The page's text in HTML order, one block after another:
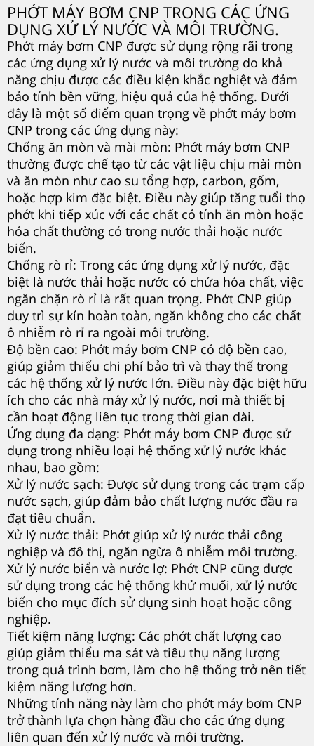
PHỚT MÁY BƠM CNP TRONG CÁC ỨNG
DỤNG XỬ LÝ NƯỚC VÀ MÔI TRƯỜNG.
Phớt máy bơm CNP được sử dụng rộng rãi trong
các ứng dụng xử lý nước và môi trường do khả
năng chịu được các điều kiện khắc nghiệt và đảm
bảo tính bền vững, hiệu quả của hệ thống. Dưới
đây là một số điểm quan trọng về phớt máy bơm
CNP trong các ứng dụng này:
Chống ăn mòn và mài mòn: Phớt máy bơm CNP
thường được chế tạo từ các vật liệu chịu mài mòn
và ăn mòn như cao su tổng hợp, carbon, gốm,
hoặc hợp kim đặc biệt. Điều này giúp tăng tuổi thọ
phớt khi tiếp xúc với các chất có tính ăn mòn hoặc
hóa chất thường có trong nước thải hoặc nước
biển.
Chống rò rỉ: Trong các ứng dụng xử lý nước, đặc
biệt là nước thải hoặc nước có chứa hóa chất, việc
ngăn chặn rò rỉ là rất quan trọng. Phớt CNP giúp
duy trì sự kín hoàn toàn, ngăn không cho các chất
ô nhiễm rò rỉ ra ngoài môi trường.
Độ bền cao: Phớt máy bơm CNP có độ bền cao,
giúp giảm thiểu chi phí bảo trì và thay thế trong
các hệ thống xử lý nước lớn. Điều này đặc biệt hữu
ích cho các nhà máy xử lý nước, nơi mà thiết bị
cần hoạt động liên tục trong thời gian dài.
Ứng dụng đa dạng: Phớt máy bơm CNP được sử
dụng trong nhiều loại hệ thống xử lý nước khác
nhau, bao gồm:
Xử lý nước sạch: Được sử dụng trong các trạm cấp
nước sạch, giúp đảm bảo chất lượng nước đầu ra
đạt tiêu chuẩn.
Xử lý nước thải: Phớt giúp xử lý nước thải công
nghiệp và đô thị, ngăn ngừa ô nhiễm môi trường.
Xử lý nước biển và nước lợ: Phớt CNP cũng được
sử dụng trong các hệ thống khử muối, xử lý nước
biển cho mục đích sử dụng sinh hoạt hoặc công
nghiệp.
Tiết kiệm năng lượng: Các phớt chất lượng cao
giúp giảm thiểu ma sát và tiêu thụ năng lượng
trong quá trình bơm, làm cho hệ thống trở nên tiết
kiệm năng lượng hơn.
Những tính năng này làm cho phớt máy bơm CNP
trở thành lựa chọn hàng đầu cho các ứng dụng
liên quan đến xử lý nước và môi trường.